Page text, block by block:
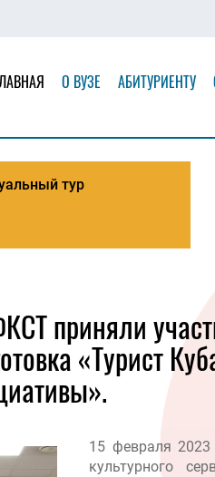
О ВУЗЕ АБИТУРИЕНТУ
тур
приняли
«Турист
15 февраля
культурного